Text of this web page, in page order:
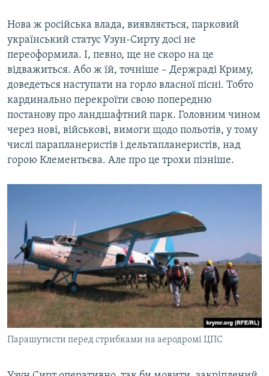
Нова ж російська влада, виявляється, парковий
український статус Узун-Сирту досі не
переоформила. І, певно, ще не скоро на це
відважиться. Або ж їй, точніше – Держраді Криму,
доведеться наступати на горло власної пісні. Тобто
кардинально перекроїти свою попередню
постанову про ландшафтний парк. Головним чином
через нові, військові, вимоги щодо польотів, у тому
числі парапланеристів і дельтапланеристів, над
горою Клементьєва. Але про це трохи пізніше.
Парашутисти перед стрибками на аеродромі ЦПС